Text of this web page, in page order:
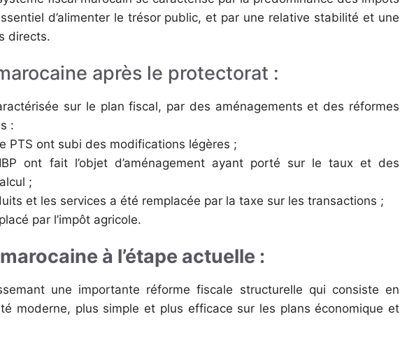
d’alimenter le trésor public, et par une relative stabilité et une
directs.
après le protectorat :
sur le plan fiscal, par des aménagements et des réformes
:
ont subi des modifications légères ;
ont fait l’objet d’aménagement ayant porté sur le taux et des
;
et les services a été remplacée par la taxe sur les transactions ;
par l’impôt agricole.
à l’étape actuelle :
une importante réforme fiscale structurelle qui consiste en
moderne, plus simple et plus efficace sur les plans économique et